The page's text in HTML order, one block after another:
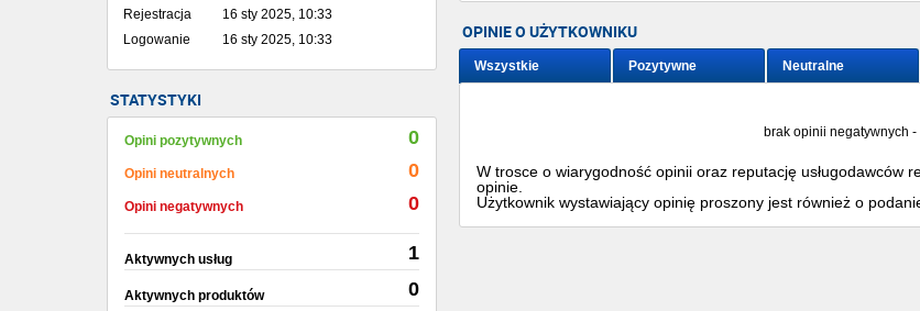
Rejestracja
16 sty 2025, 10:33
Logowanie
16 sty 2025, 10:33
STATYSTYKI
Opini pozytywnych 0
Opini neutralnych 0
Opini negatywnych 0
Aktywnych usług 1
Aktywnych produktów 0
OPINIE O UŻYTKOWNIKU
Wszystkie Pozytywne Neutralne
brak opinii negatywnych -
W trosce o wiarygodność opinii oraz reputację usługodawców
opinie.
Użytkownik wystawiający opinię proszony jest również o